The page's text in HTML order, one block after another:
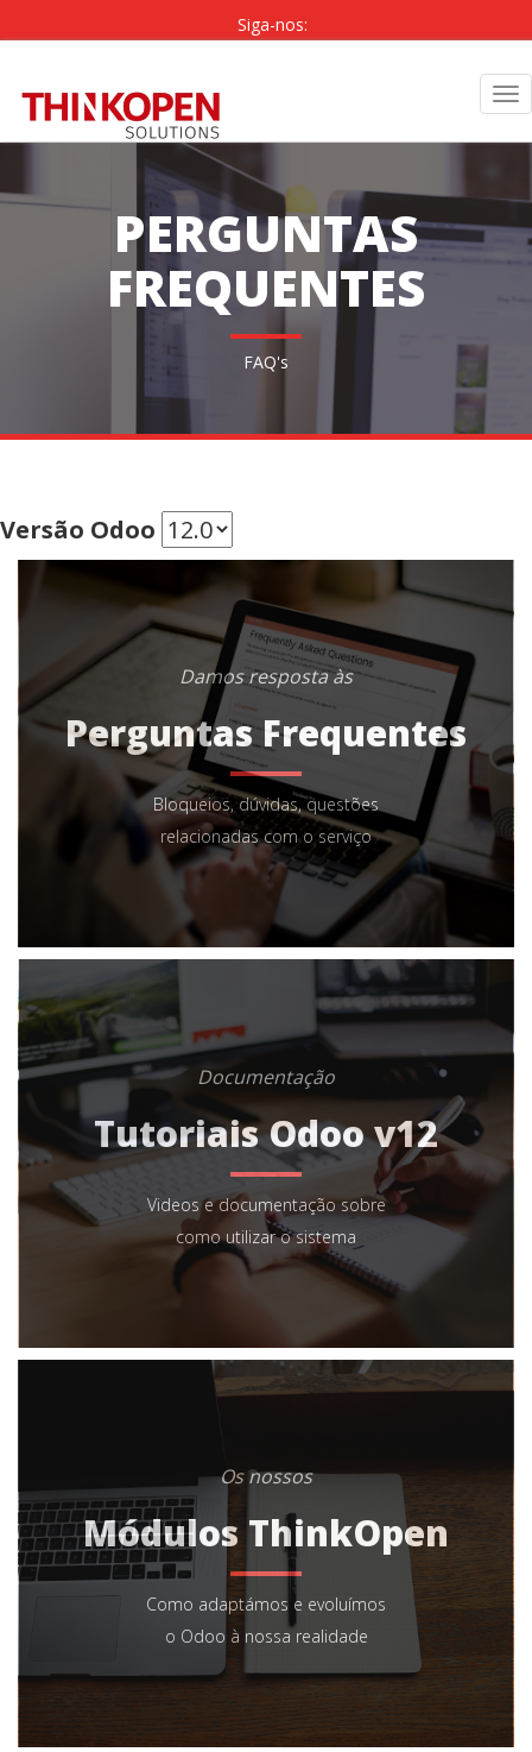
Siga-nos:
PERGUNTAS
FREQUENTES
FAQ's
Versão Odoo
Damos resposta às
Perguntas Frequentes
Bloqueios, dúvidas, questões
relacionadas com o serviço
Documentação
Tutoriais Odoo v12
Videos e documentação sobre
como utilizar o sistema
Os nossos
Módulos ThinkOpen
Como adaptámos e evoluímos
o Odoo à nossa realidade